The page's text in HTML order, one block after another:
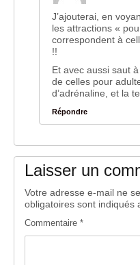
J’ajouterai, en
les attractions «
correspondent à
!!
Et avec aussi saut
de celles pour
d’adrénaline, et la
Répondre
Laisser un
Votre adresse e-mail ne
obligatoires sont indiqués
Commentaire *